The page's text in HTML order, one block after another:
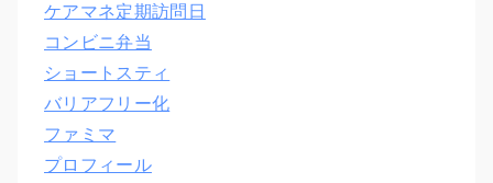
ケアマネ定期訪問日
コンビニ弁当
ショートスティ
バリアフリー化
ファミマ
プロフィール